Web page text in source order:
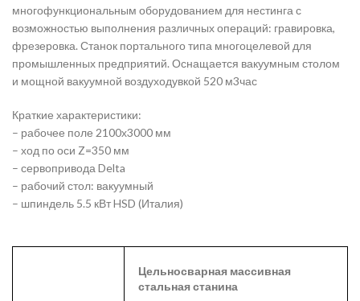
многофункциональным оборудованием для нестинга с
возможностью выполнения различных операций: гравировка,
фрезеровка. Станок портального типа многоцелевой для
промышленных предприятий. Оснащается вакуумным столом
и мощной вакуумной воздуходувкой 520 м3час
Краткие характеристики:
– рабочее поле 2100х3000 мм
– ход по оси Z=350 мм
– сервопривода Delta
– рабочий стол: вакуумный
– шпиндель 5.5 кВт HSD (Италия)
Цельносварная массивная
стальная станина